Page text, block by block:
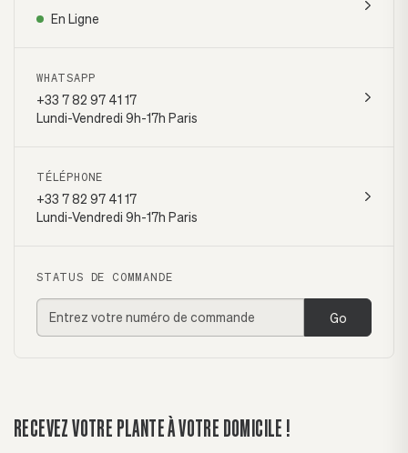
En Ligne
WHATSAPP
+33 7 82 97 41 17
Lundi-Vendredi 9h-17h Paris
TÉLÉPHONE
+33 7 82 97 41 17
Lundi-Vendredi 9h-17h Paris
STATUS DE COMMANDE
Go
RECEVEZ VOTRE PLANTE À VOTRE DOMICILE !